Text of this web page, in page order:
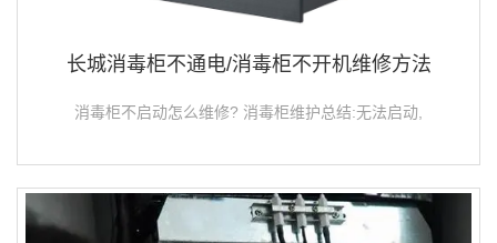
长城消毒柜不通电/消毒柜不开机维修方法
消毒柜不启动怎么维修? 消毒柜维护总结:无法启动,